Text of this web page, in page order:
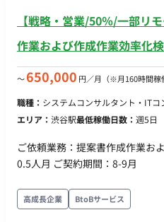
ルダーへのレポーティング、意
【戦略・営業/50％/一部リ
作業および作成作業効率化
〜650,000 円／月 （※月160時間稼
職種： システムコンサルタント・ITコ
エリア： 渋谷駅最低稼働日数： 週5日
ご依頼業務：提案書作成作業お
0.5人月 ご契約期間：8-9月
高成長企業 BtoBサービス